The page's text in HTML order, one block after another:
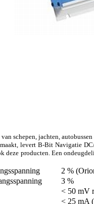
schepen, jachten,
levert B-Bit Navigatie
producten. Een
2 %
3 %
< 50 mV
< 25 mA